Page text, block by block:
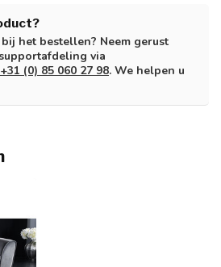
het bestellen? Neem gerust
via
+31 (0) 85 060 27 98. We helpen u